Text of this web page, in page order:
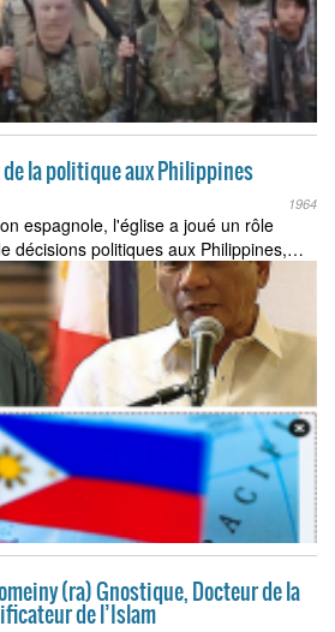
la politique aux Philippines
1964
espagnole, l'église a joué un rôle
décisions politiques aux Philippines,…
(ra) Gnostique, Docteur de la
de l’Islam